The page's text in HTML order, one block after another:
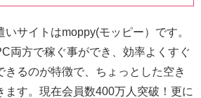
サイトはmoppy(モッピー）です。
両方で稼ぐ事ができ、効率よくすぐ
きるのが特徴で、ちょっとした空き
ます。現在会員数400万人突破！更に